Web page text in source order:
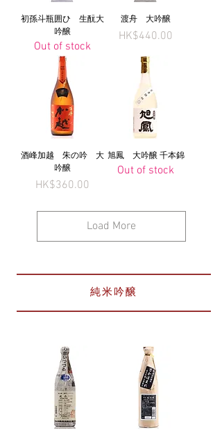
初孫斗瓶囲ひ 生酛大
吟醸
Out of stock
渡舟 大吟醸
Price
HK$440.00
酒峰加越 朱の吟 大
吟醸
Price
HK$360.00
旭鳳 大吟醸 千本錦
Out of stock
Load More
純米吟醸